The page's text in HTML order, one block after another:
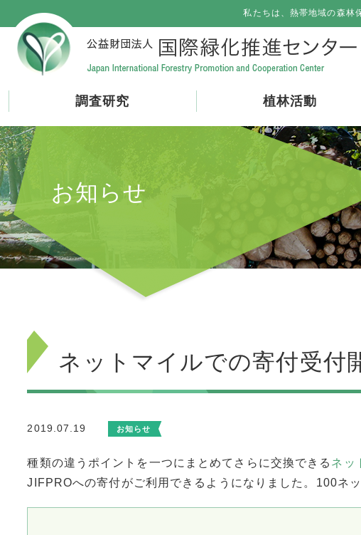
私たちは、熱帯地域の森林
調査研究 植林活動
お知らせ
ネットマイルでの寄付受付
2019.07.19 お知らせ
種類の違うポイントを一つにまとめてさらに交換できる ネッ
JIFPROへの寄付がご利用できるようになりました。100ネ